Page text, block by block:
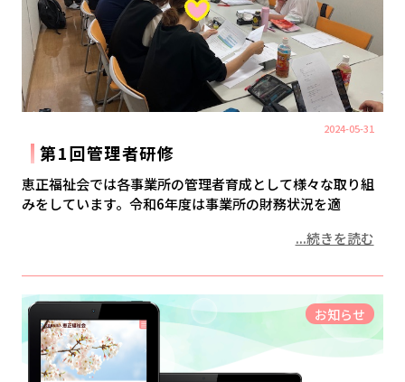
2024-05-31
第1回管理者研修
恵正福祉会では各事業所の管理者育成として様々な取り組
みをしています。令和6年度は事業所の財務状況を適
...続きを読む
お知らせ